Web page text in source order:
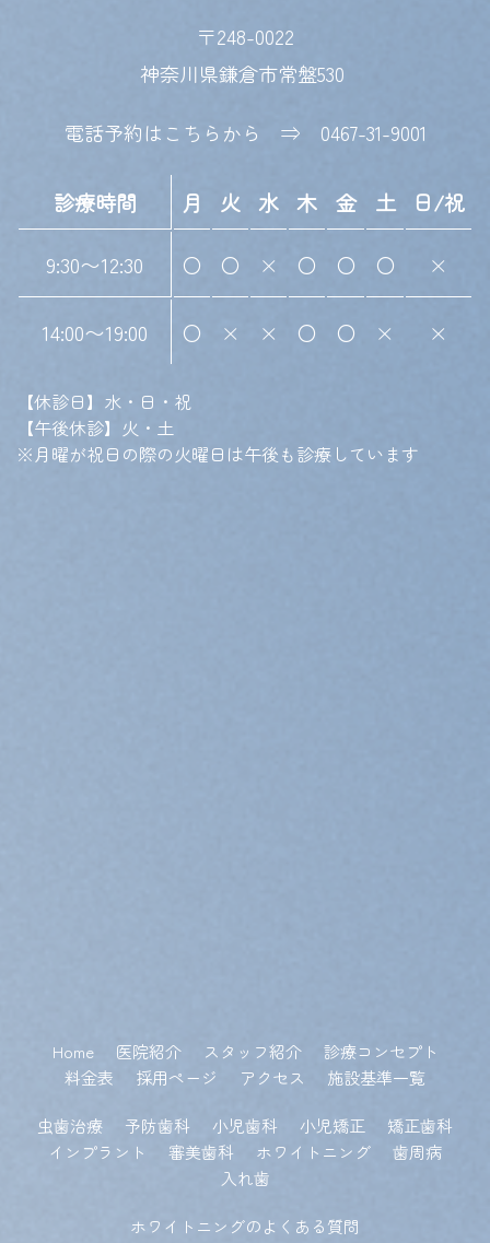
〒248-0022
神奈川県鎌倉市常盤530
電話予約はこちらから　⇒ 0467-31-9001
診療時間 月 火 水 木 金 土 日/祝
9:30〜12:30 〇 〇 × 〇 〇 〇 ×
14:00〜19:00 〇 × × 〇 〇 × ×
【休診日】水・日・祝
【午後休診】火・土
※月曜が祝日の際の火曜日は午後も診療しています
Home 医院紹介 スタッフ紹介
診療コンセプト
料金表
採用ページ アクセス 施設基準一覧
虫歯治療 予防歯科 小児歯科 小児矯正
矯正歯科
インプラント
審美歯科 ホワイトニング
歯周病
入れ歯
ホワイトニングのよくある質問